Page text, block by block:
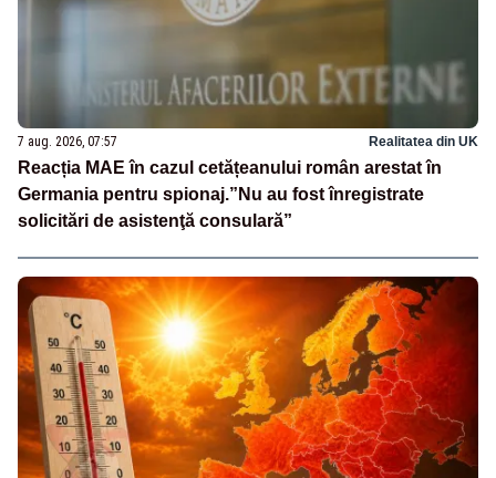
7 aug. 2026, 07:57 Realitatea din UK
Reacția MAE în cazul cetățeanului român arestat în
Germania pentru spionaj.”Nu au fost înregistrate
solicitări de asistenţă consulară”